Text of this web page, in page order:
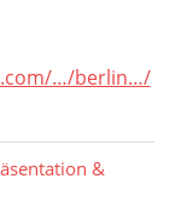
…/berlin…/
&